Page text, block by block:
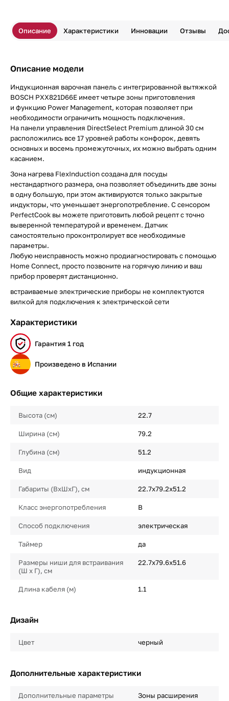
Описание Характеристики Инновации Отзывы
Описание модели
Индукционная варочная панель с интегрированной вытяжкой
BOSCH PXX821D66E имеет четыре зоны приготовления
и функцию Power Management, которая позволяет при
необходимости ограничить мощность подключения.
На панели управления DirectSelect Premium длиной 30 см
расположились все 17 уровней работы конфорок, девять
основных и восемь промежуточных, их можно выбрать одним
касанием.
Зона нагрева FlexInduction создана для посуды
нестандартного размера, она позволяет объединить две зоны
в одну большую, при этом активируются только закрытые
индукторы, что уменьшает энергопотребление. С сенсором
PerfectCook вы можете приготовить любой рецепт с точно
выверенной температурой и временем. Датчик
самостоятельно проконтролирует все необходимые
параметры.
Любую неисправность можно продиагностировать с помощью
Home Connect, просто позвоните на горячую линию и ваш
прибор проверят дистанционно.
встраиваемые электрические приборы не комплектуются
вилкой для подключения к электрической сети
Характеристики
Гарантия 1 год
Произведено в Испании
Общие характеристики
Высота (см) 22.7
Ширина (см) 79.2
Глубина (см) 51.2
Вид индукционная
Габариты (ВхШхГ), см 22.7х79.2х51.2
Класс энергопотребления B
Способ подключения электрическая
Таймер да
Размеры ниши для встраивания
(Ш х Г), см
22.7х79.6х51.6
Длина кабеля (м) 1.1
Дизайн
Цвет черный
Дополнительные характеристики
Дополнительные параметры
Зоны расширения